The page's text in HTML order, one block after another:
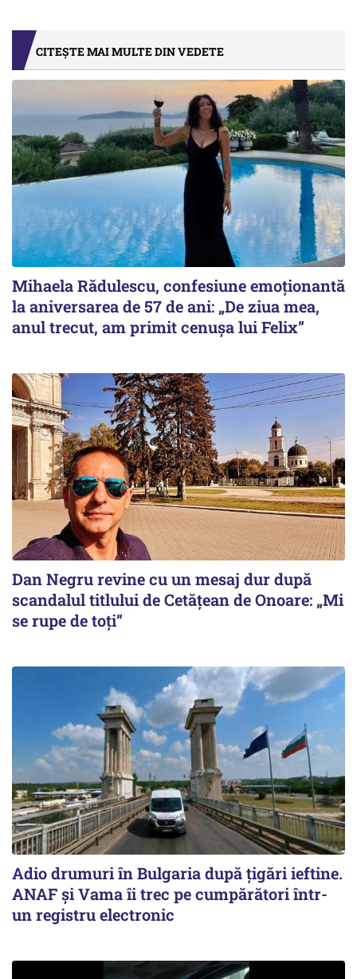
CITEȘTE MAI MULTE DIN VEDETE
Mihaela Rădulescu, confesiune emoționantă
la aniversarea de 57 de ani: „De ziua mea,
anul trecut, am primit cenușa lui Felix”
Dan Negru revine cu un mesaj dur după
scandalul titlului de Cetățean de Onoare: „Mi
se rupe de toți”
Adio drumuri în Bulgaria după țigări ieftine.
ANAF și Vama îi trec pe cumpărători într-
un registru electronic